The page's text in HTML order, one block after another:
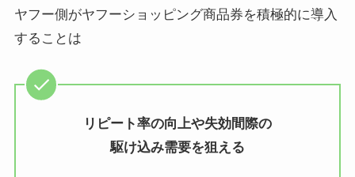
ヤフー側がヤフーショッピング商品券を積極的に導入
することは
リピート率の向上や失効間際の
駆け込み需要を狙える